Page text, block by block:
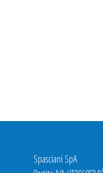
Spasciani SpA